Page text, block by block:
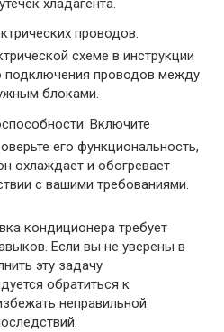
хладагента.
проводов.
схеме в инструкции
подключения проводов между
блоками.
Включите
его функциональность,
охлаждает и обогревает
с вашими требованиями.
кондиционера требует
Если вы не уверены в
эту задачу
обратиться к
неправильной